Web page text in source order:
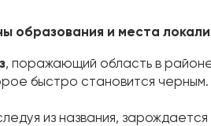
образования и места
, поражающий область в
быстро становится
из названия,